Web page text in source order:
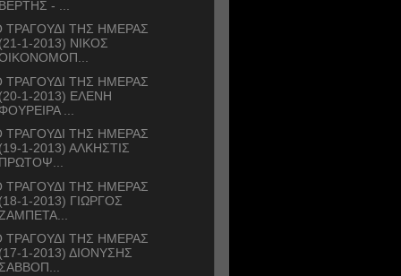
ΒΕΡΤΗΣ - ...
ΤΡΑΓΟΥΔΙ ΤΗΣ ΗΜΕΡΑΣ
(21-1-2013) ΝΙΚΟΣ
ΤΡΑΓΟΥΔΙ ΤΗΣ ΗΜΕΡΑΣ
(20-1-2013) ΕΛΕΝΗ
ΦΟΥΡΕΙΡΑ ...
ΤΡΑΓΟΥΔΙ ΤΗΣ ΗΜΕΡΑΣ
(19-1-2013) ΑΛΚΗΣΤΙΣ
ΠΡΩΤΟΨ...
ΤΡΑΓΟΥΔΙ ΤΗΣ ΗΜΕΡΑΣ
(18-1-2013) ΓΙΩΡΓΟΣ
ΖΑΜΠΕΤΑ...
ΤΡΑΓΟΥΔΙ ΤΗΣ ΗΜΕΡΑΣ
(17-1-2013) ΔΙΟΝΥΣΗΣ
ΣΑΒΒΟΠ...